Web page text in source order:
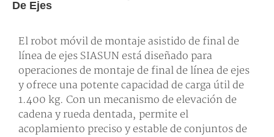
De Ejes
El robot móvil de montaje asistido de final de
línea de ejes SIASUN está diseñado para
operaciones de montaje de final de línea de ejes
y ofrece una potente capacidad de carga útil de
1.400 kg. Con un mecanismo de elevación de
cadena y rueda dentada, permite el
acoplamiento preciso y estable de conjuntos de